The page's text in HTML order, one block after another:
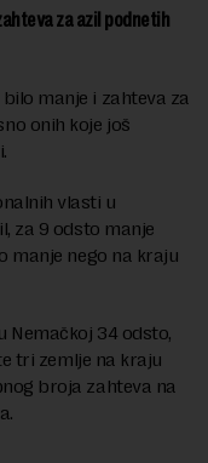
za azil podnetih
manje i zahteva za
onih koje još
vlasti u
za 9 odsto manje
manje nego na kraju
Nemačkoj 34 odsto,
tri zemlje na kraju
broja zahteva na